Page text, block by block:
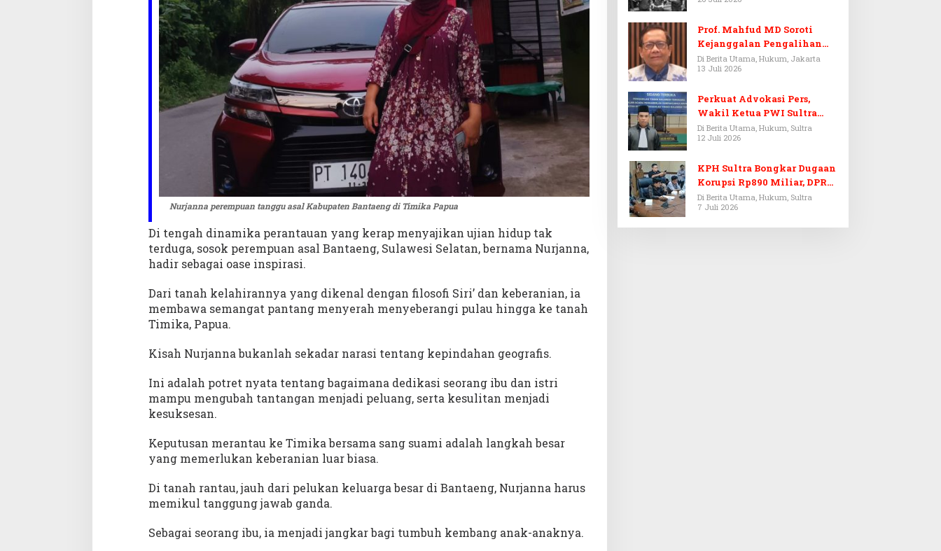
m
u
a
P
e
n
a
i
B
a
t
e
n
Nurjanna perempuan tanggu asal Kabupaten Bantaeng di Timika Papua
Di tengah dinamika perantauan yang kerap menyajikan ujian hidup tak
terduga, sosok perempuan asal Bantaeng, Sulawesi Selatan, bernama Nurjanna,
hadir sebagai oase inspirasi.
Dari tanah kelahirannya yang dikenal dengan filosofi Siri’ dan keberanian, ia
membawa semangat pantang menyerah menyeberangi pulau hingga ke tanah
Timika, Papua.
Kisah Nurjanna bukanlah sekadar narasi tentang kepindahan geografis.
Ini adalah potret nyata tentang bagaimana dedikasi seorang ibu dan istri
mampu mengubah tantangan menjadi peluang, serta kesulitan menjadi
kesuksesan.
Keputusan merantau ke Timika bersama sang suami adalah langkah besar
yang memerlukan keberanian luar biasa.
Di tanah rantau, jauh dari pelukan keluarga besar di Bantaeng, Nurjanna harus
memikul tanggung jawab ganda.
Sebagai seorang ibu, ia menjadi jangkar bagi tumbuh kembang anak-anaknya.
Prof. Mahfud MD Soroti
Kejanggalan Pengalihan
Penyelidikan Tersangka
Febrie Adriansyah
Di Berita Utama, Hukum, Jakarta
13 Juli 2026
Perkuat Advokasi Pers,
Wakil Ketua PWI Sultra
Resmi Dilantik Menjadi
Advokat PERADI
Di Berita Utama, Hukum, Sultra
12 Juli 2026
KPH Sultra Bongkar Dugaan
Korupsi Rp890 Miliar, DPRD
Sultra Gelar RDP
Di Berita Utama, Hukum, Sultra
7 Juli 2026